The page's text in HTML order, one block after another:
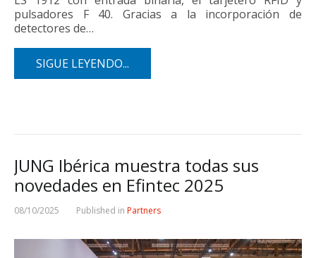
pulsadores F 40. Gracias a la incorporación de
detectores de…
SIGUE LEYENDO...
JUNG Ibérica muestra todas sus
novedades en Efintec 2025
08/10/2025 Published in Partners